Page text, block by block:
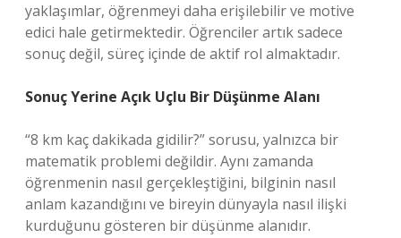
yaklaşımlar, öğrenmeyi daha erişilebilir ve motive
edici hale getirmektedir. Öğrenciler artık sadece
sonuç değil, süreç içinde de aktif rol almaktadır.
Sonuç Yerine Açık Uçlu Bir Düşünme Alanı
“8 km kaç dakikada gidilir?” sorusu, yalnızca bir
matematik problemi değildir. Aynı zamanda
öğrenmenin nasıl gerçekleştiğini, bilginin nasıl
anlam kazandığını ve bireyin dünyayla nasıl ilişki
kurduğunu gösteren bir düşünme alanıdır.